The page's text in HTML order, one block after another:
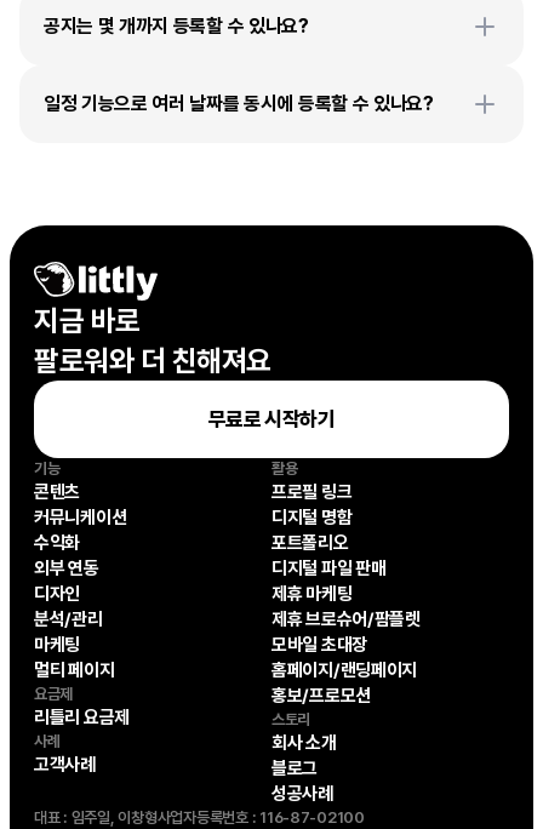
공지는 몇 개까지 등록할 수 있나요?
일정 기능으로 여러 날짜를 동시에 등록할 수 있나요?
지금 바로
팔로워와 더 친해져요
무료로 시작하기
기능
콘텐츠
커뮤니케이션
수익화
외부 연동
디자인
분석/관리
마케팅
멀티 페이지
요금제
리틀리 요금제
사례
고객사례
스토리
블로그
성공사례
회사 소개
활용
프로필 링크
디지털 명함
포트폴리오
디지털 파일 판매
제휴 마케팅
제휴 브로슈어/팜플렛
모바일 초대장
홈페이지/랜딩페이지
홍보/프로모션
대표 : 임주일, 이창형사업자등록번호 : 116-87-02100